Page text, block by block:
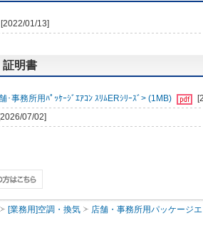
[2022/01/13]
証明書
･事務所用ﾊﾟｯｹｰｼﾞｴｱｺﾝ ｽﾘﾑERｼﾘｰｽﾞ> (1MB)
[2026/07/02]
[業務用]空調・換気
店舗・事務所用パッケージ